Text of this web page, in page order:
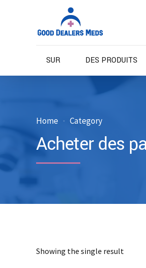
SUR DES PRODUITS
Home Category
Acheter des
Showing the single result